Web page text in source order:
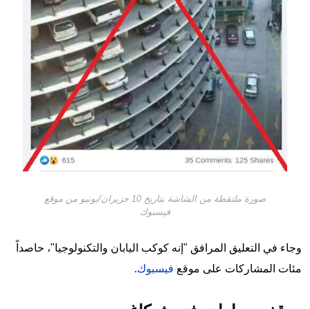
صورة ملتقطة من الشاشة بتاريخ 10 حزيران/يونيو من موقع
فيسبوك
وجاء في التعليق المرافق "إنه كوكب اليابان والتكنولوجيا"، حاصداً
مئات المشاركات على موقع فيسبوك.